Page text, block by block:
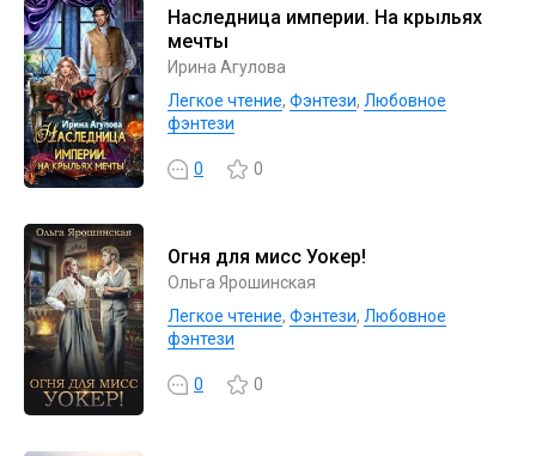
Наследница империи. На крыльях
мечты
Ирина Агулова
Легкое чтение, Фэнтези, Любовное
фэнтези
0 0
Огня для мисс Уокер!
Ольга Ярошинская
Легкое чтение, Фэнтези, Любовное
фэнтези
0 0